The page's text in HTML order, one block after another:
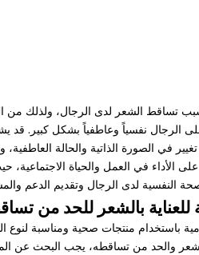
تساقط الشعر لدى الرجال، ولذلك
الرجال نفسياً وعاطفياً بشكل كبير.
في الصورة الذاتية والحالة
على الأداء في العمل والحياة
النفسية لدى الرجال وتقديم الدعم
للعناية بالشعر للحد من
باستخدام منتجات صحية ومناسبة
بالشعر والحد من تساقطه، يجب البحث